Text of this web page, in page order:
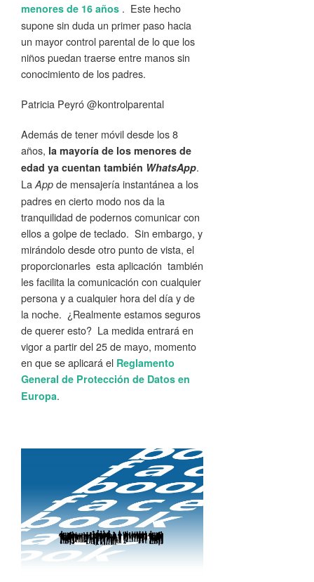
menores de 16 años . Este hecho
supone sin duda un primer paso hacia
un mayor control parental de lo que los
niños puedan traerse entre manos sin
conocimiento de los padres.
Patricia Peyró @kontrolparental
Además de tener móvil desde los 8
años, la mayoría de los menores de
edad ya cuentan también WhatsApp.
LaApp de mensajería instantánea a los
padres en cierto modo nos da la
tranquilidad de podernos comunicar con
ellos a golpe de teclado. Sin embargo, y
mirándolo desde otro punto de vista, el
proporcionarles esta aplicación también
les facilita la comunicación con cualquier
persona y a cualquier hora del día y de
la noche. ¿Realmente estamos seguros
de querer esto? La medida entrará en
vigor a partir del 25 de mayo, momento
en que se aplicará el Reglamento
General de Protección de Datos en
Europa.